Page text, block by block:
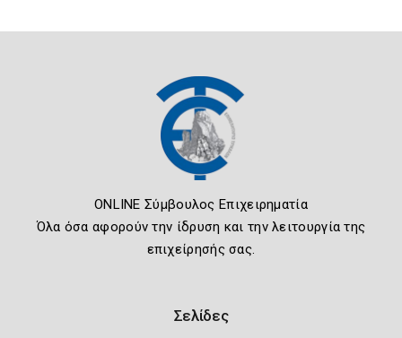
ONLINE Σύμβουλος Επιχειρηματία
Όλα όσα αφορούν την ίδρυση και την λειτουργία της
επιχείρησής σας.
Σελίδες